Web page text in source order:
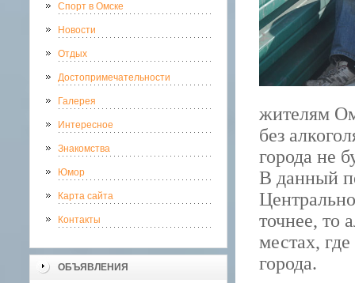
Спорт в Омске
Новости
Отдых
Достопримечательности
Галерея
Интересное
Знакомства
Юмор
Карта сайта
Контакты
ОБЪЯВЛЕНИЯ
жителям
без
города не
В данный
точнее, то
местах,
города.